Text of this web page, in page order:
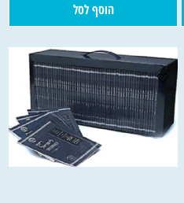
הוסף לסל